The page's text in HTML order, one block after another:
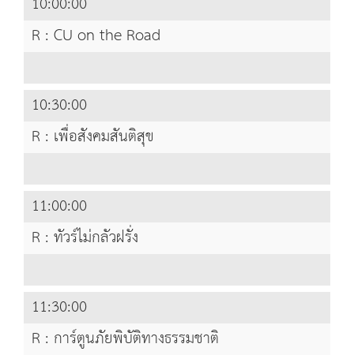
R : CU on the Road
10:30:00
R : เพื่อสังคมสันติสุข
11:00:00
R : ทัวร์ไม่กลัวฝรั่ง
11:30:00
R : การ์ตูนภัยพิบัติทางธรรมชาติ